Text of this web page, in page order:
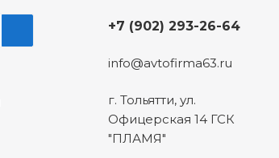
+7 (902) 293-26-64
info@avtofirma63.ru
г. Тольятти, ул.
Офицерская 14 ГСК
"ПЛАМЯ"